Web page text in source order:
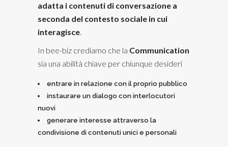
adatta i contenuti di conversazione a
seconda del contesto sociale in cui
interagisce.
In bee-biz crediamo che la Communication
sia una abilità chiave per chiunque desideri
entrare in relazione con il proprio pubblico
instaurare un dialogo con interlocutori
nuovi
generare interesse attraverso la
condivisione di contenuti unici e personali